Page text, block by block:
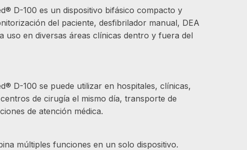
D-100 es un dispositivo bifásico compacto y
del paciente, desfibrilador manual, DEA
uso en diversas áreas clínicas dentro y fuera del
D-100 se puede utilizar en hospitales, clínicas,
de cirugía el mismo día, transporte de
de atención médica.
múltiples funciones en un solo dispositivo.